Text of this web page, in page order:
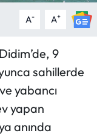
A- A+
9
sahillerde
yabancı
yapan
anında